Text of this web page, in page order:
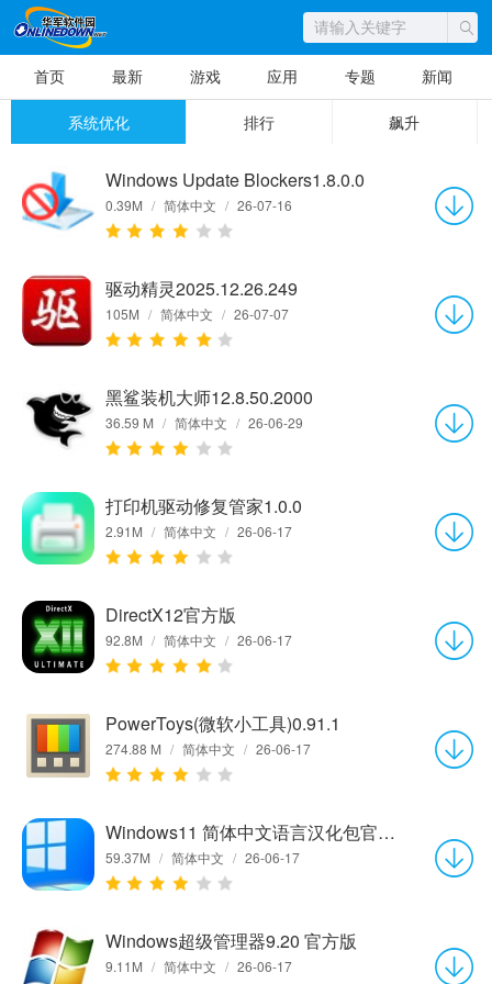
首页 最新 游戏 应用 专题 新闻
系统优化 排行 飙升
Windows Update Blockers1.8.0.0
0.39M / 简体中文 / 26-07-16
驱动精灵2025.12.26.249
105M / 简体中文 / 26-07-07
黑鲨装机大师12.8.50.2000
36.59 M / 简体中文 / 26-06-29
打印机驱动修复管家1.0.0
2.91M / 简体中文 / 26-06-17
DirectX12官方版
92.8M / 简体中文 / 26-06-17
PowerToys(微软小工具)0.91.1
274.88 M / 简体中文 / 26-06-17
Windows11 简体中文语言汉化包官方版
59.37M / 简体中文 / 26-06-17
Windows超级管理器9.20 官方版
9.11M / 简体中文 / 26-06-17